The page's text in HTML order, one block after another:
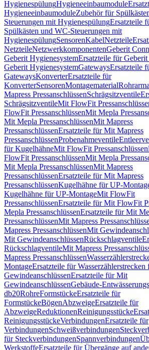
HygienespülungHygieneeinbaumodule
HygieneeinbaumoduleZubehör für
Steuerungen mit HygienespülungErsatzteile
Spülkästen und WC-Steuerungen mit
HygienespülungSensorenKabelNetzteile
NetzteileNetzwerkkomponentenGeberit
Geberit HygienesystemErsatzteile für
Geberit HygienesystemGatewaysErsatzteile
GatewaysKonverterErsatzteile für
KonverterSensorenMontagematerial
Mapress PressanschlüssenSchrägsitzventile
SchrägsitzventileMit FlowFit
FlowFit PressanschlüssenMit Mepla
Mit Mepla PressanschlüssenMit Mapress
PressanschlüssenErsatzteile für Mit Mapress
PressanschlüssenProbenahmeventile
für KugelhähneMit FlowFit Pressanschlüssen
FlowFit PressanschlüssenMit Mepla
Mit Mepla PressanschlüssenMit Mapress
PressanschlüssenErsatzteile für Mit Mapress
PressanschlüssenKugelhähne für UP-
Kugelhähne für UP-MontageMit FlowFit
PressanschlüssenErsatzteile für Mit FlowFit
Mepla PressanschlüssenErsatzteile für Mit
PressanschlüssenMit Mapress
Mapress PressanschlüssenMit
Mit GewindeanschlüssenRückschlagventile
RückschlagventileMit Mapress
Mapress Pressanschlüssen
MontageErsatzteile für
GewindeanschlüssenErsatzteile für Mit
GewindeanschlüssenGebäude-
db20RohreFormstückeErsatzteile für
FormstückeBögenAbzweigeErsatzteile für
AbzweigeReduktionenReinigungsstücke
ReinigungsstückeVerbindungenErsatzteile für
VerbindungenSchweißverbindungen
für SteckverbindungenSpannverbindungen
WerkstoffeErsatzteile für Übergänge auf